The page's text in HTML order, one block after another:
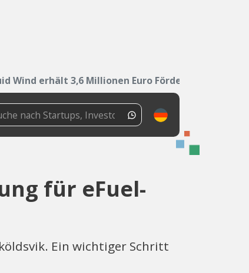
Wind erhält 3,6 Millionen Euro Förderung...
für eFuel-
Ein wichtiger Schritt